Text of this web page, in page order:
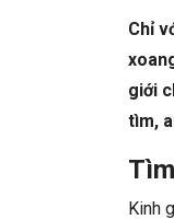
Chỉ
giới
tìm,
Kinh